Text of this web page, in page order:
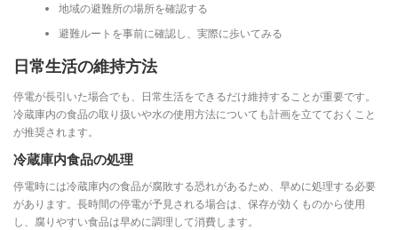
地域の避難所の場所を確認する
避難ルートを事前に確認し、実際に歩いてみる
日常生活の維持方法
停電が長引いた場合でも、日常生活をできるだけ維持することが重要です。
冷蔵庫内の食品の取り扱いや水の使用方法についても計画を立てておくこと
が推奨されます。
冷蔵庫内食品の処理
停電時には冷蔵庫内の食品が腐敗する恐れがあるため、早めに処理する必要
があります。長時間の停電が予見される場合は、保存が効くものから使用
し、腐りやすい食品は早めに調理して消費します。